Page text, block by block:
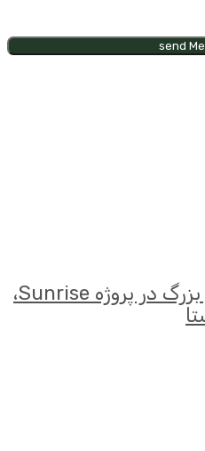
send
ویلای ۳+۱ مبله با متراژ بزرگ در پروژه Sunrise،